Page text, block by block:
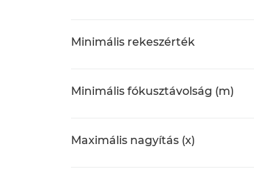
Minimális rekeszérték
Minimális fókusztávolság (m)
Maximális nagyítás (x)